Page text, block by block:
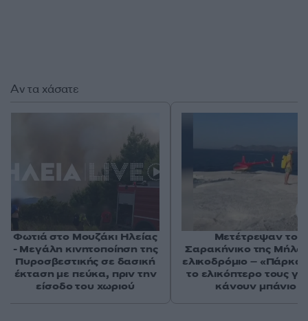
Αν τα χάσατε
Φωτιά στο Μουζάκι Ηλείας
- Μεγάλη κινητοποίηση της
Πυροσβεστικής σε δασική
έκταση με πεύκα, πριν την
είσοδο του χωριού
Μετέτρεψαν το
Σαρακήνικο της
ελικοδρόμιο –
το ελικόπτερο τους
κάνουν μπάνιο